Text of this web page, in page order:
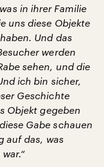
in ihrer Familie
uns diese Objekte
Und das
werden
sehen, und die
ich bin sicher,
Geschichte
Objekt gegeben
Gabe schauen
auf das, was